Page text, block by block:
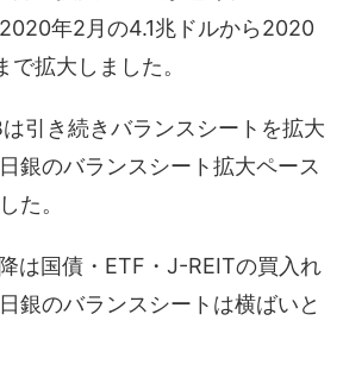
年2月の4.1兆ドルから2020
で拡大しました。
引き続きバランスシートを拡大
銀のバランスシート拡大ペース
た。
は国債・ETF・J-REITの買入れ
銀のバランスシートは横ばいと